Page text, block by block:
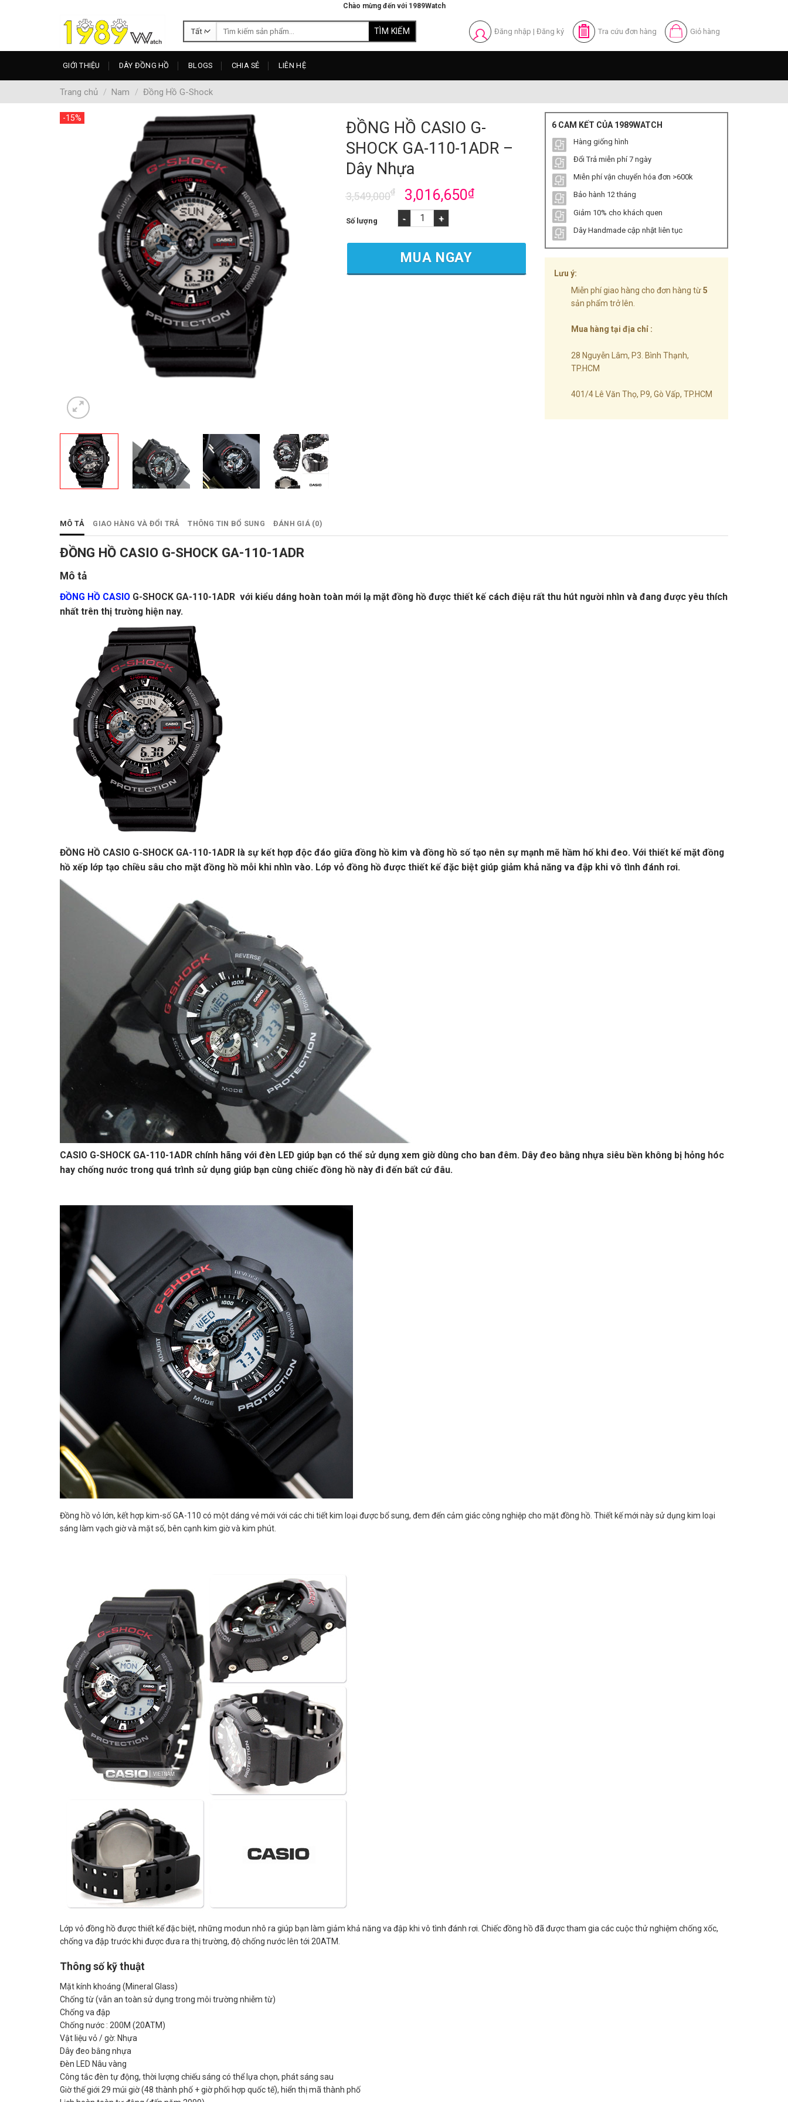
Chào mừng đến với 1989Watch
Tìm
Đăng nhập | Đăng ký Tra cứu đơn hàng Giỏ hàng
GIỚI THIỆU DÂY ĐỒNG HỒ BLOGS CHIA SẺ LIÊN HỆ
Trang chủ / Nam / Đồng Hồ G-Shock
-15%
ĐỒNG HỒ CASIO G-
SHOCK GA-110-1ADR –
Dây Nhựa
3,549,000₫ 3,016,650₫
ĐỒNG HỒ CASIO G-SHOCK GA-110-1ADR - Dây Nhựa số lượng
MUA NGAY
6 CAM KẾT CỦA 1989WATCH
Hàng giống hình
Đổi Trả miễn phí 7 ngày
Miễn phí vận chuyển hóa đơn >600k
Bảo hành 12 tháng
Giảm 10% cho khách quen
Dây Handmade cập nhật liên tục
Lưu ý:
Miễn phí giao hàng cho đơn hàng từ5
sản phẩm trở lên.
Mua hàng tại địa chỉ :
28 Nguyễn Lâm, P3. Bình Thạnh,
TP.HCM
401/4 Lê Văn Thọ, P9, Gò Vấp, TP.HCM
MÔ TẢ GIAO HÀNG VÀ ĐỔI TRẢ THÔNG TIN BỔ SUNG ĐÁNH GIÁ (0)
ĐỒNG HỒ CASIO G-SHOCK GA-110-1ADR
Mô tả
ĐỒNG HỒ CASIO G-SHOCK GA-110-1ADR với kiểu dáng hoàn toàn mới lạ mặt đồng hồ được thiết kế cách điệu rất thu hút người nhìn và đang được yêu thích
nhất trên thị trường hiện nay.
ĐỒNG HỒ CASIO G-SHOCK GA-110-1ADR là sự kết hợp độc đáo giữa đồng hồ kim và đồng hồ số tạo nên sự mạnh mẽ hầm hố khi đeo. Với thiết kế mặt đồng
hồ xếp lớp tạo chiều sâu cho mặt đồng hồ mỗi khi nhìn vào. Lớp vỏ đồng hồ được thiết kế đặc biệt giúp giảm khả năng va đập khi vô tình đánh rơi.
CASIO G-SHOCK GA-110-1ADR chính hãng với đèn LED giúp bạn có thể sử dụng xem giờ dùng cho ban đêm. Dây đeo bằng nhựa siêu bền không bị hỏng hóc
hay chống nước trong quá trình sử dụng giúp bạn cùng chiếc đồng hồ này đi đến bất cứ đâu.
Đồng hồ vỏ lớn, kết hợp kim-số GA-110 có một dáng vẻ mới với các chi tiết kim loại được bổ sung, đem đến cảm giác công nghiệp cho mặt đồng hồ. Thiết kế mới này sử dụng kim loại
sáng làm vạch giờ và mặt số, bên cạnh kim giờ và kim phút.
Lớp vỏ đồng hồ được thiết kế đặc biệt, những modun nhô ra giúp bạn làm giảm khả năng va đập khi vô tình đánh rơi. Chiếc đồng hồ đã được tham gia các cuộc thử nghiệm chống xốc,
chống va đập trước khi được đưa ra thị trường, độ chống nước lên tới 20ATM.
Thông số kỹ thuật
Mặt kính khoáng (Mineral Glass)
Chống từ (vẫn an toàn sử dụng trong môi trường nhiễm từ)
Chống va đập
Chống nước : 200M (20ATM)
Vật liệu vỏ / gờ: Nhựa
Dây đeo bằng nhựa
Đèn LED Nâu vàng
Công tắc đèn tự động, thời lượng chiếu sáng có thể lựa chọn, phát sáng sau
Giờ thế giới 29 múi giờ (48 thành phố + giờ phối hợp quốc tế), hiển thị mã thành phố